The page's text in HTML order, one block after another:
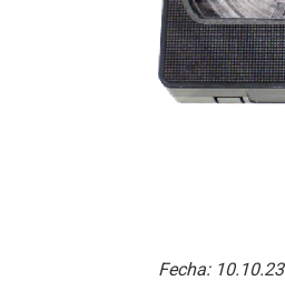
Fecha: 10.10.23